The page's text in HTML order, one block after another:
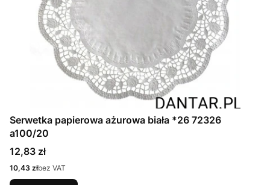
Serwetka papierowa ażurowa biała *26 72326
a100/20
Cena
12,83 zł
Cena
10,43 złbez VAT